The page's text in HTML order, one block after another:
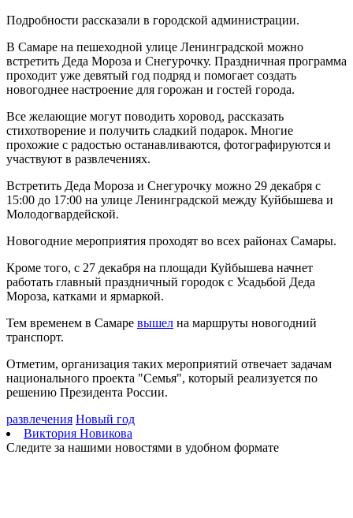
09.08.2026 | 18:18
рублей из-за аферистов
09.08.2026 | 16:40
Вернут деньги: мошенники обманули пенсионерку из Самары
на 950 тысяч рублей
Из-за непогоды в Тольятти усилили работу аварийных служб
09.08.2026 | 15:35
Где в Самаре приведут в порядок газоны 9 августа: список
адресов
Нападающий КС рассказал об игре команды с новым
тренером
09.08.2026 | 15:05
"Локомотивом"
09.08.2026 | 14:25
В Красноглинском районе Самары водитель легковушки сбил
ребенка
09.08.2026 | 14:16
В России могут отменить ЕГЭ с 2027 года
09.08.2026 | 12:35
На Самарскую область 9 августа обрушатся гроза, ливень и
град
09.08.2026 | 12:12
В Самаре открыли обновленный стадион филиала ЦСКА
09.08.2026 | 11:49
В самарском парке Гагарина отметили День физкультурника
09.08.2026 | 11:41
В похвистневском парке "Юбилейный" появилась новая
Подробности рассказали в городской администрации.
В Самаре на пешеходной улице Ленинградской можно
встретить Деда Мороза и Снегурочку. Праздничная программа
проходит уже девятый год подряд и помогает создать
новогоднее настроение для горожан и гостей города.
Все желающие могут поводить хоровод, рассказать
стихотворение и получить сладкий подарок. Многие
прохожие с радостью останавливаются, фотографируются и
участвуют в развлечениях.
Встретить Деда Мороза и Снегурочку можно 29 декабря с
15:00 до 17:00 на улице Ленинградской между Куйбышева и
Молодогвардейской.
Новогодние мероприятия проходят во всех районах Самары.
Кроме того, с 27 декабря на площади Куйбышева начнет
работать главный праздничный городок с Усадьбой Деда
Мороза, катками и ярмаркой.
Тем временем в Самаре вышел на маршруты новогодний
транспорт.
Отметим, организация таких мероприятий отвечает задачам
национального проекта "Семья", который реализуется по
решению Президента России.
развлечения Новый год
Виктория Новикова
Следите за нашими новостями в удобном формате